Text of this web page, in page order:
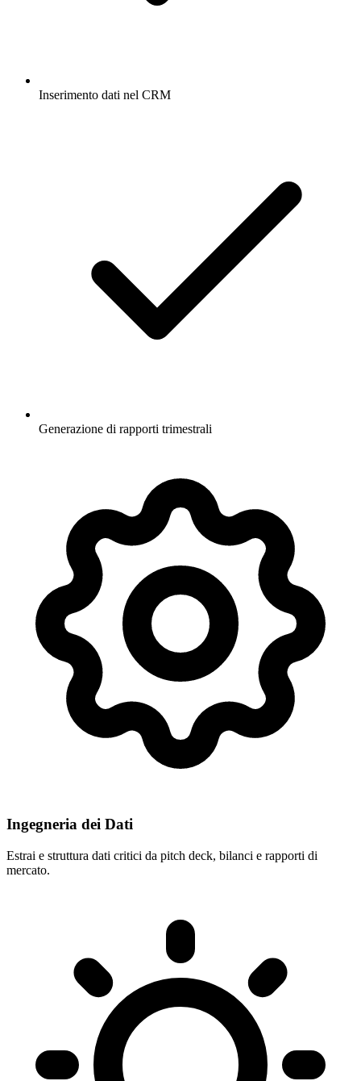
Inserimento dati nel CRM
Generazione di rapporti trimestrali
Ingegneria dei Dati
Estrai e struttura dati critici da pitch deck, bilanci e rapporti di
mercato.